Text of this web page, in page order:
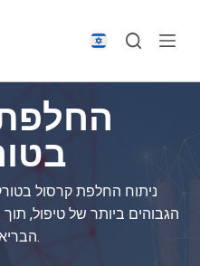
ניתוח החלפת קרסול
הגבוהים ביותר של טיפול,
הבריאות שלך.